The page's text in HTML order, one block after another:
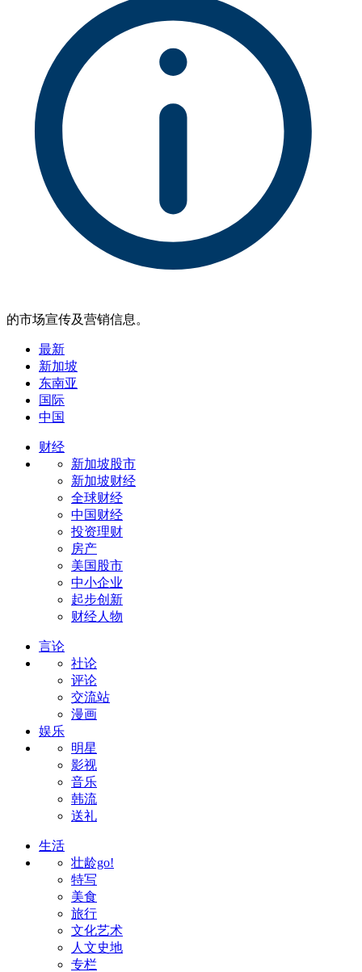
的市场宣传及营销信息。
最新
新加坡
东南亚
国际
中国
财经
新加坡股市
新加坡财经
全球财经
中国财经
投资理财
房产
美国股市
中小企业
起步创新
财经人物
言论
社论
评论
交流站
漫画
娱乐
明星
影视
音乐
韩流
送礼
生活
壮龄go!
特写
美食
旅行
文化艺术
人文史地
专栏